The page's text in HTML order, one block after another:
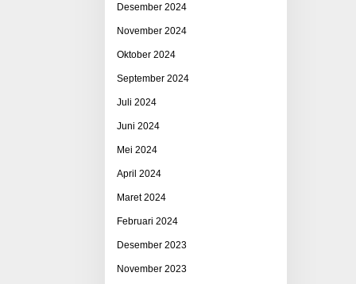
Desember 2024
November 2024
Oktober 2024
September 2024
Juli 2024
Juni 2024
Mei 2024
April 2024
Maret 2024
Februari 2024
Desember 2023
November 2023